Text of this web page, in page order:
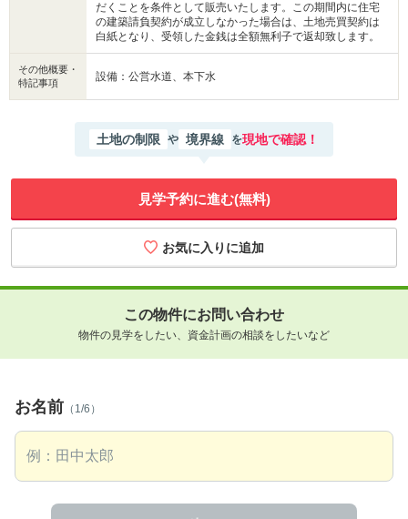
だくことを条件として販売いたします。この期間内に住宅
の建築請負契約が成立しなかった場合は、土地売買契約は
白紙となり、受領した金銭は全額無利子で返却致します。
その他概要・
特記事項
設備：公営水道、本下水
土地の制限 や 境界線 を現地で確認！
見学予約に進む(無料)
この物件にお問い合わせ
物件の見学をしたい、資金計画の相談をしたいなど
お名前 （1/6）